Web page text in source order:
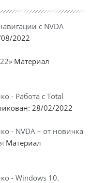
с NVDA
2022
Материал
- Работа с Total
28/02/2022
- NVDA – от новичка
Материал
- Windows 10.